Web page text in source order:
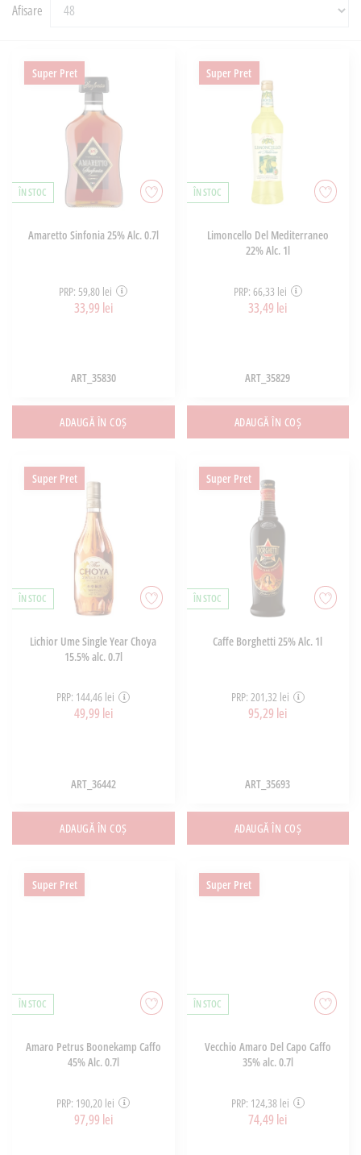
Afisare
Super Pret
ÎN STOC
Amaretto Sinfonia 25% Alc. 0.7l
PRP: 59,80 lei
33,99 lei
ART_35830
ADAUGĂ ÎN COȘ
Super Pret
ÎN STOC
Limoncello Del Mediterraneo
22% Alc. 1l
PRP: 66,33 lei
33,49 lei
ART_35829
ADAUGĂ ÎN COȘ
Super Pret
ÎN STOC
Lichior Ume Single Year Choya
15.5% alc. 0.7l
PRP: 144,46 lei
49,99 lei
ART_36442
ADAUGĂ ÎN COȘ
Super Pret
ÎN STOC
Caffe Borghetti 25% Alc. 1l
PRP: 201,32 lei
95,29 lei
ART_35693
ADAUGĂ ÎN COȘ
Super Pret
ÎN STOC
Amaro Petrus Boonekamp Caffo
45% Alc. 0.7l
PRP: 190,20 lei
97,99 lei
Super Pret
ÎN STOC
Vecchio Amaro Del Capo Caffo
35% alc. 0.7l
PRP: 124,38 lei
74,49 lei